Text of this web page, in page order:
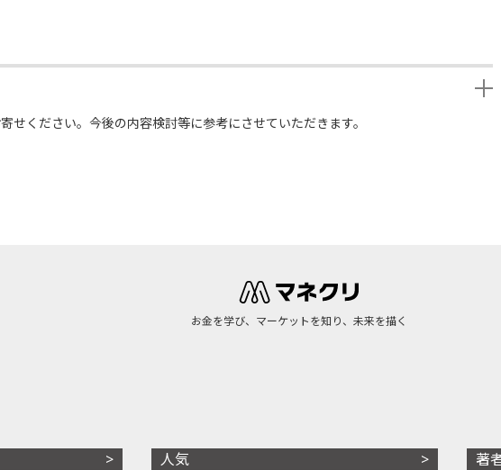
せください。今後の内容検討等に参考にさせていただきます。
お金を学び、マーケットを知り、未来を描く
人気 著